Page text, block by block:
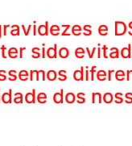
e
sido
dos